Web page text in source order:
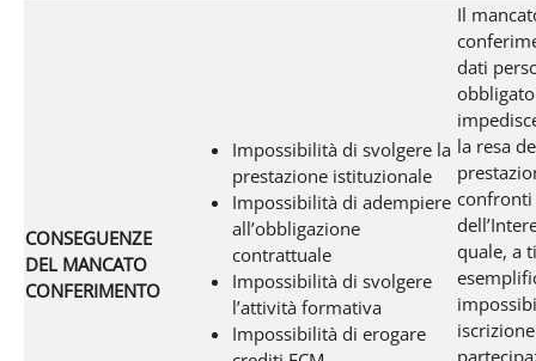
CONSEGUENZE
DEL MANCATO
CONFERIMENTO
Impossibilità di svolgere la
prestazione istituzionale
Impossibilità di adempiere
all’obbligazione
contrattuale
Impossibilità di svolgere
l’attività formativa
Impossibilità di erogare
Il
dati
la resa
confronti
quale, a